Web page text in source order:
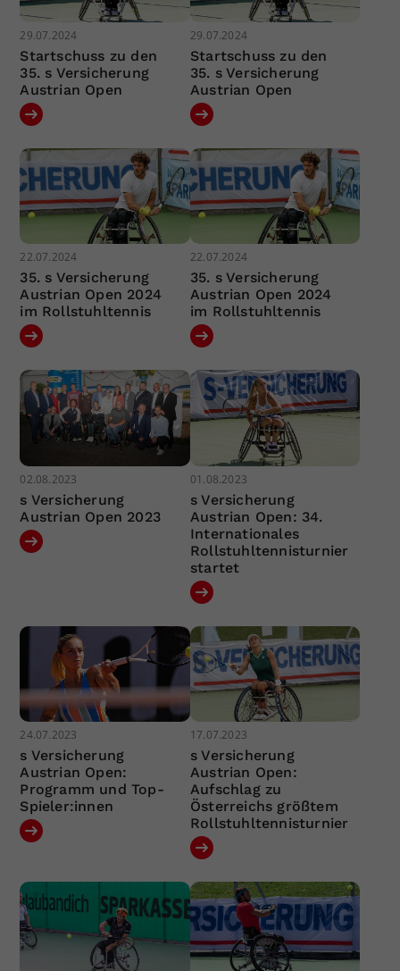
29.07.2024
Startschuss zu den
35. s Versicherung
Austrian Open
29.07.2024
Startschuss zu den
35. s Versicherung
Austrian Open
22.07.2024
35. s Versicherung
Austrian Open 2024
im Rollstuhltennis
22.07.2024
35. s Versicherung
Austrian Open 2024
im Rollstuhltennis
02.08.2023
s Versicherung
Austrian Open 2023
01.08.2023
s Versicherung
Austrian Open: 34.
Internationales
Rollstuhltennisturnier
startet
24.07.2023
s Versicherung
Austrian Open:
Programm und Top-
Spieler:innen
17.07.2023
s Versicherung
Austrian Open:
Aufschlag zu
Österreichs größtem
Rollstuhltennisturnier